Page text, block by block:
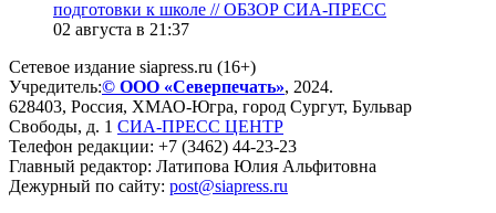
подготовки к школе // ОБЗОР СИА-ПРЕСС
02 августа в 21:37
Сетевое издание siapress.ru (16+)
Учредитель:© ООО «Северпечать», 2024.
628403, Россия, ХМАО-Югра, город Сургут, Бульвар
Свободы, д. 1 СИА-ПРЕСС ЦЕНТР
Телефон редакции: +7 (3462) 44-23-23
Главный редактор: Латипова Юлия Альфитовна
Дежурный по сайту: post@siapress.ru